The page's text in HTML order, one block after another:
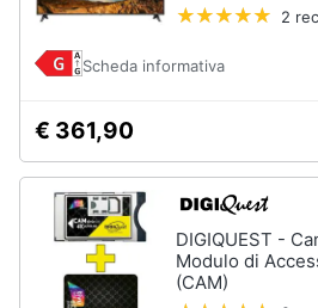
2
Scheda informativa
€ 361,90
DIGIQUEST -
Modulo di
(CAM)